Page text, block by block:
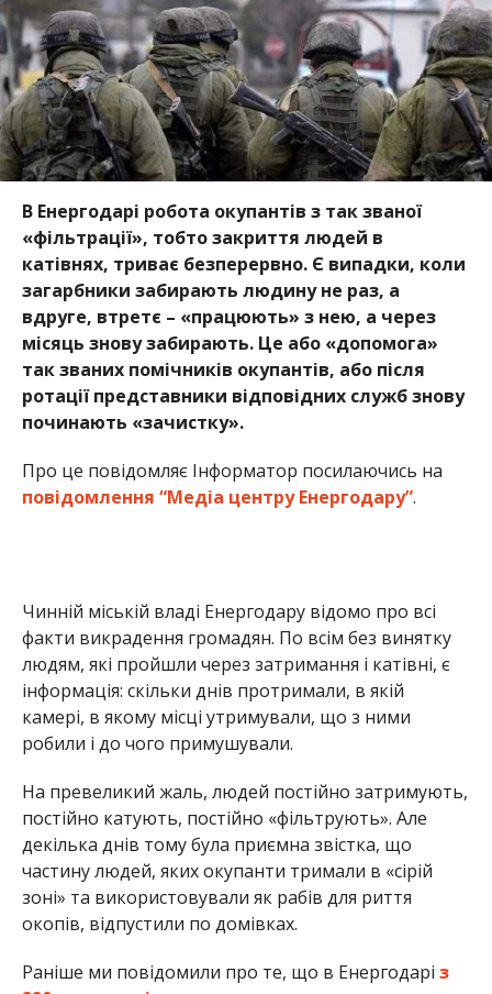
В Енергодарі робота окупантів з так званої
«фільтрації», тобто закриття людей в
катівнях, триває безперервно. Є випадки, коли
загарбники забирають людину не раз, а
вдруге, втретє – «працюють» з нею, а через
місяць знову забирають. Це або «допомога»
так званих помічників окупантів, або після
ротації представники відповідних служб знову
починають «зачистку».
Про це повідомляє Інформатор посилаючись на
повідомлення “Медіа центру Енергодару”.
Чинній міській владі Енергодару відомо про всі
факти викрадення громадян. По всім без винятку
людям, які пройшли через затримання і катівні, є
інформація: скільки днів протримали, в якій
камері, в якому місці утримували, що з ними
робили і до чого примушували.
На превеликий жаль, людей постійно затримують,
постійно катують, постійно «фільтрують». Але
декілька днів тому була приємна звістка, що
частину людей, яких окупанти тримали в «сірій
зоні» та використовували як рабів для риття
окопів, відпустили по домівках.
Раніше ми повідомили про те, що в Енергодарі з